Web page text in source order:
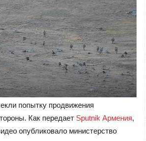
попытку продвижения
Как передает Sputnik Армения,
опубликовало министерство